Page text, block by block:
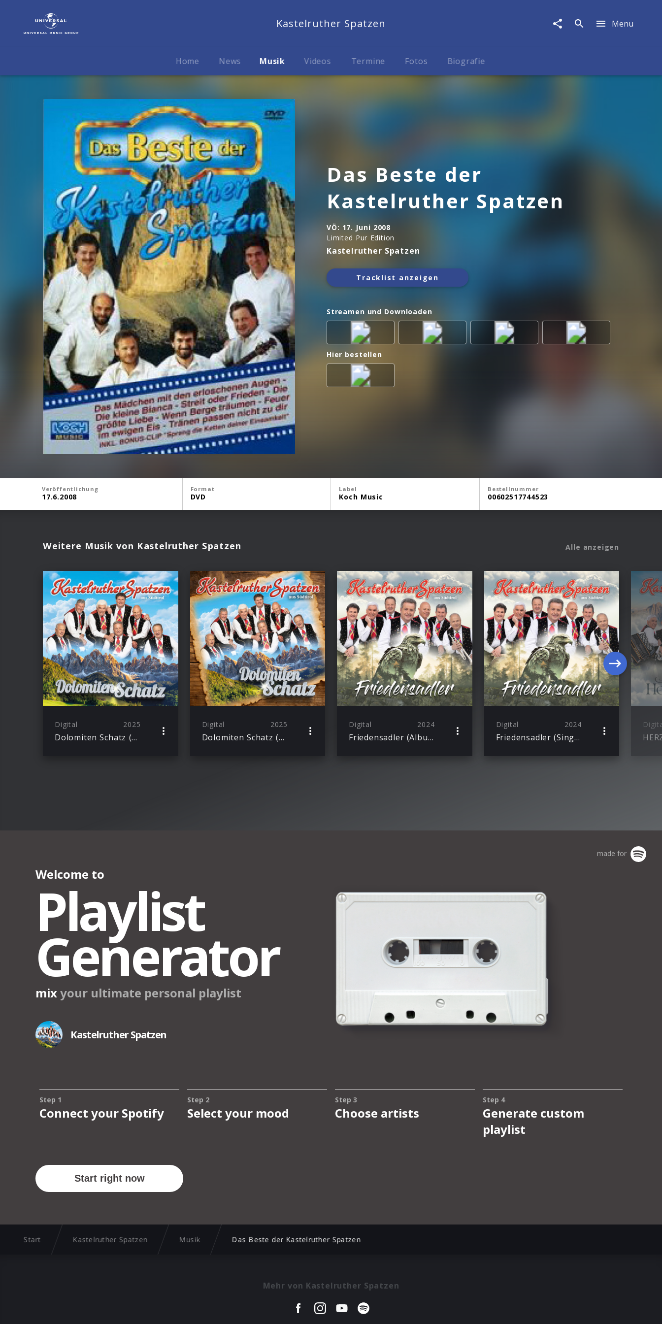
Beste
Kastelruther
Kastelruther Spatzen Menu
Home News Musik Videos Termine Fotos Biografie
Das Beste der
Kastelruther Spatzen
VÖ: 17. Juni 2008
Limited Pur Edition
Kastelruther Spatzen
Tracklist anzeigen
Streamen und Downloaden
Hier bestellen
Veröffentlichung
17.6.2008
Format
DVD
Label
Koch Music
Bestellnummer
00602517744523
Weitere Musik von Kastelruther Spatzen Alle anzeigen
Digital 2025
Dolomiten Schatz (Album)
Digital 2025
Dolomiten Schatz (Single)
Digital 2024
Friedensadler (Album)
Digital 2024
Friedensadler (Single)
Start Kastelruther Spatzen Musik Das Beste der Kastelruther Spatzen
Mehr von Kastelruther Spatzen